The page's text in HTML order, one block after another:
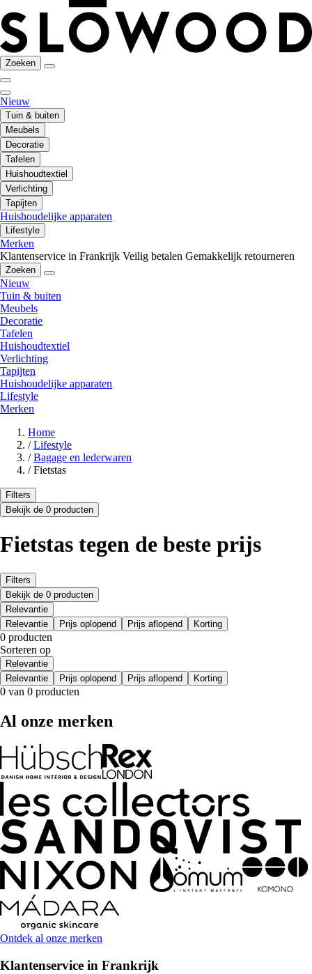
Zoeken
Nieuw
Tuin & buiten
Meubels
Decoratie
Tafelen
Huishoudtextiel
Verlichting
Tapijten
Huishoudelijke apparaten
Lifestyle
Merken
Klantenservice in Frankrijk Veilig betalen Gemakkelijk retourneren
Zoeken
Nieuw
Tuin & buiten
Meubels
Decoratie
Tafelen
Huishoudtextiel
Verlichting
Tapijten
Huishoudelijke apparaten
Lifestyle
Merken
Home
/ Lifestyle
/ Bagage en lederwaren
/ Fietstas
Filters
Bekijk de 0 producten
Fietstas tegen de beste prijs
Filters
Bekijk de 0 producten
Relevantie
Relevantie
Prijs oplopend Prijs aflopend Korting
0 producten
Sorteren op
Relevantie
Relevantie
Prijs oplopend Prijs aflopend Korting
0 van 0 producten
Al onze merken
Ontdek al onze merken
Klantenservice in Frankrijk